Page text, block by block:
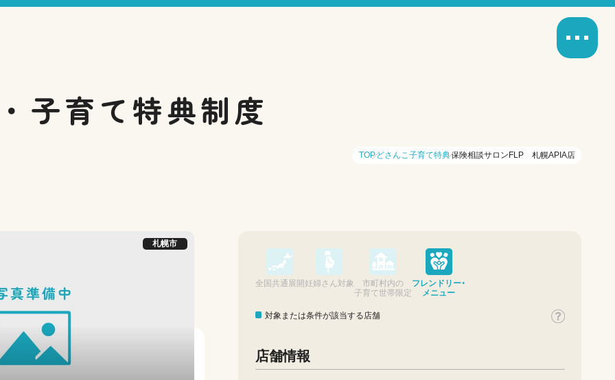
子育て特典制度
TOPどさんこ子育て特典保険相談サロンFLP 札幌APIA店
札幌市
全国共通展開 妊婦さん対象
市町村内の
子育て世帯限定
フレンドリー・
メニュー
対象または条件が該当する店舗
店舗情報